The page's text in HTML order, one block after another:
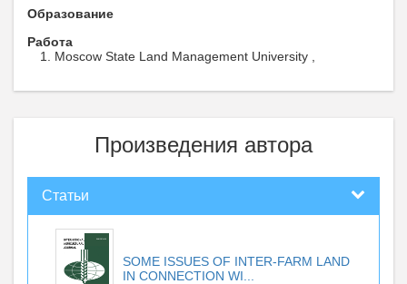
Образование
Работа
Moscow State Land Management University ,
Произведения автора
Статьи
SOME ISSUES OF INTER-FARM LAND
IN CONNECTION WI...